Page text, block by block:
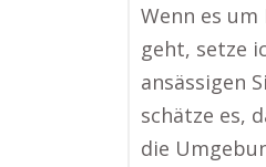
Wenn es
geht, setze
ansässigen
schätze es,
die